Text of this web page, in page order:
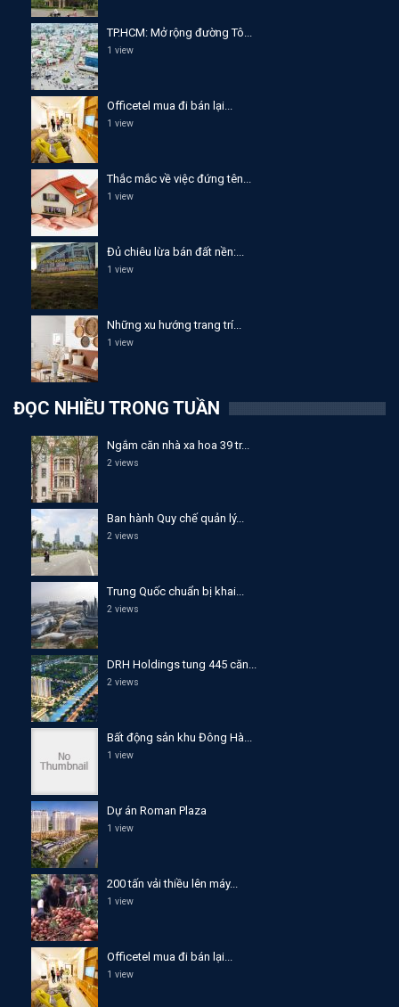
TP.HCM: Mở rộng đường Tô...
1 view
Officetel mua đi bán lại...
1 view
Thắc mắc về việc đứng tên...
1 view
Đủ chiêu lừa bán đất nền:...
1 view
Những xu hướng trang trí...
1 view
ĐỌC NHIỀU TRONG TUẦN
Ngắm căn nhà xa hoa 39 tr...
2 views
Ban hành Quy chế quản lý...
2 views
Trung Quốc chuẩn bị khai...
2 views
DRH Holdings tung 445 căn...
2 views
Bất động sản khu Đông Hà...
1 view
Dự án Roman Plaza
1 view
200 tấn vải thiều lên máy...
1 view
Officetel mua đi bán lại...
1 view